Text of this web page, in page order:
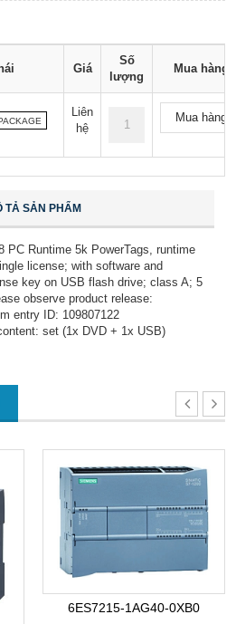
Giá
Số
lượng
Mua hàng
Liên
hệ
Mua hàng
TẢ SẢN PHẨM
PC Runtime 5k PowerTags, runtime
license; with software and
key on USB flash drive; class A; 5
observe product release:
entry ID: 109807122
set (1x DVD + 1x USB)
6ES7215-1AG40-0XB0